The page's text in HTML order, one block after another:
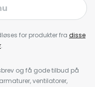
for produkter fra disse
.
og få gode tilbud på
ventilatorer,